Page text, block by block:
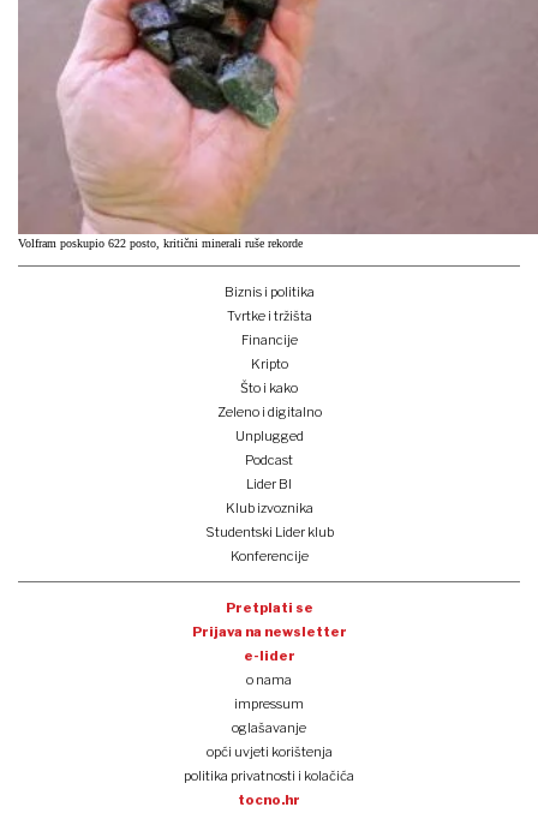
Volfram poskupio 622 posto, kritični minerali ruše rekorde
Biznis i politika
Tvrtke i tržišta
Financije
Kripto
Što i kako
Zeleno i digitalno
Unplugged
Podcast
Lider BI
Klub izvoznika
Studentski Lider klub
Konferencije
Pretplati se
Prijava na newsletter
e-lider
o nama
impressum
oglašavanje
opći uvjeti korištenja
politika privatnosti i kolačića
tocno.hr